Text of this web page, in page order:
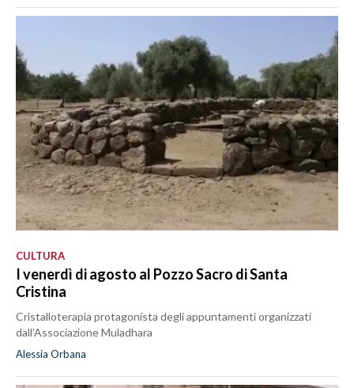
CULTURA
I venerdì di agosto al Pozzo Sacro di Santa
Cristina
Cristalloterapia protagonista degli appuntamenti organizzati
dall’Associazione Muladhara
Alessia Orbana